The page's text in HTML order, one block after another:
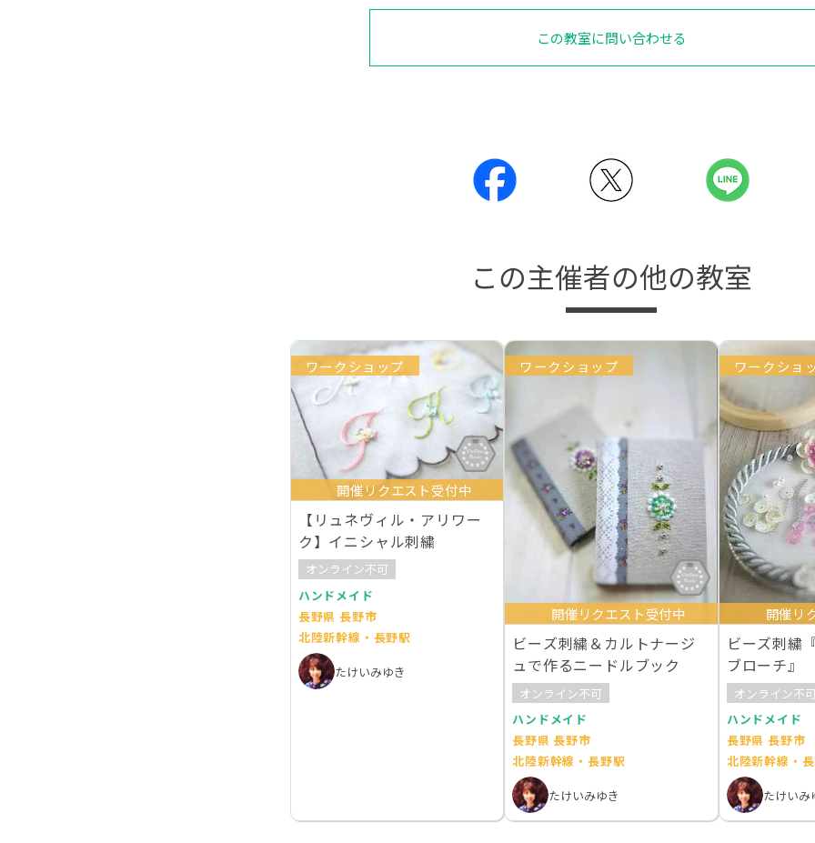
この教室に問い合わせる
この主催者の他の教室
ワークショップ
開催リクエスト受付中
【リュネヴィル・アリワー
ク】イニシャル刺繍
オンライン不可
ハンドメイド
長野県 長野市
北陸新幹線・長野駅
たけいみゆき
ワークショップ
開催リクエスト受付中
ビーズ刺繍＆カルトナージ
ュで作るニードルブック
オンライン不可
ハンドメイド
長野県 長野市
北陸新幹線・長野駅
たけいみゆき
ワークショ
開催リ
ビーズ刺繍
ブローチ』
オンライン不
ハンドメイド
長野県 長野市
北陸新幹線・
たけいみ